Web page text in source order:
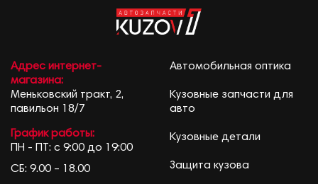
Адрес интернет-
магазина:
Меньковский тракт, 2,
павильон 18/7
График работы:
ПН - ПТ: с 9:00 до 19:00
СБ: 9.00 – 18.00
Автомобильная оптика
Кузовные запчасти для
авто
Кузовные детали
Защита кузова